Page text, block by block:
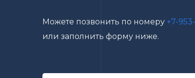
Можете позвонить по номеру +7-
или заполнить форму ниже.